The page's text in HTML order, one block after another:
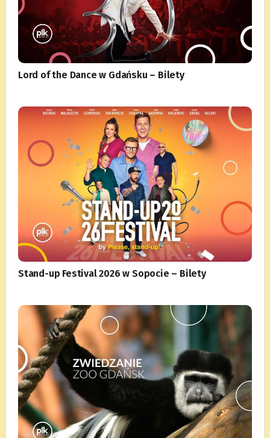
Lord of the Dance w Gdańsku – Bilety
Stand-up Festival 2026 w Sopocie – Bilety